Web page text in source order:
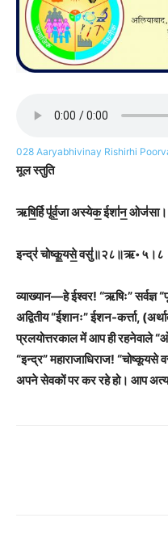
028 Aaryabhivinay Rishirhi
मूल स्तुति
ऋषि॒र्हि पू॑र्व॒जा अस्येक॒ ईशा॑न॒ ओज॑सा।
इन्द्र॑ चोष्कू॒यसे॒ वसु॑॥२८॥ऋ॰
व्याख्यान—हे ईश्वर! “ऋषिः”सर्वज्ञ
अद्वितीय “ईशानः”ईशन-कर्त्ता,
प्रलयोत्तरकाल में आप ही रहनेवाले
“इन्द्र”महाराजाधिराज! “चोष्कूयसे
अपने सेवकों पर कर रहे हो। आप